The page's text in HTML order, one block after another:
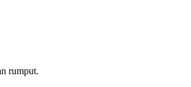
rumput.